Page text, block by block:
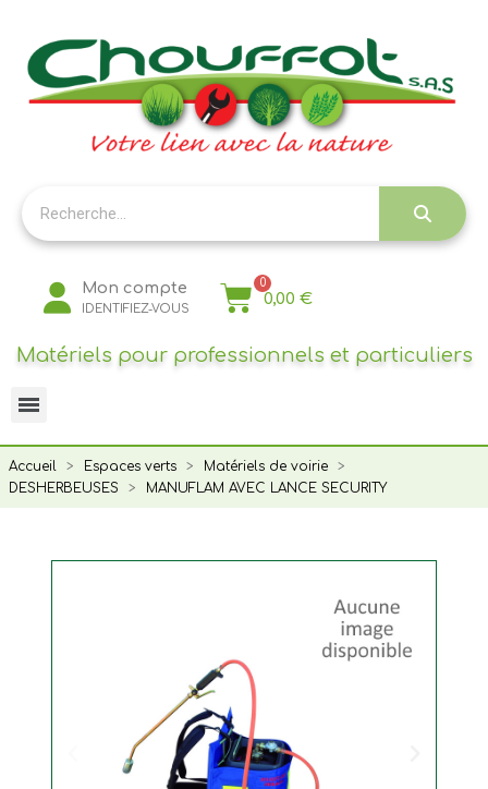
Mon compte
IDENTIFIEZ-VOUS
0,00 €
Matériels pour professionnels et particuliers
Accueil Espaces verts
Matériels de voirie
DESHERBEUSES
MANUFLAM AVEC LANCE SECURITY